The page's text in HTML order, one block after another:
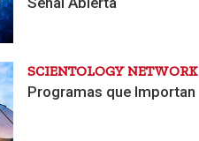
SCIENTOLOGY NETWORK
Programas que Importan